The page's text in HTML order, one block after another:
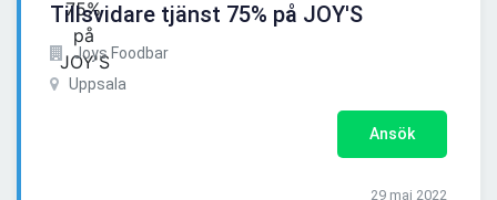
Tillsvidare tjänst 75% på JOY'S
Joys Foodbar
Uppsala
Ansök
29 maj 2022